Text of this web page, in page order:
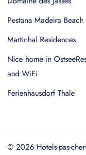
Pestana Madeira
Martinhal Residences
Nice home in
and WiFi
Ferienhausdorf Thale
© 2026 Hotels-pas-